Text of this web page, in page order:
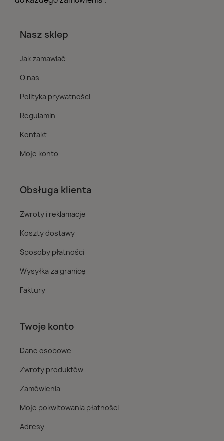
Nasz sklep
Jak zamawiać
O nas
Polityka prywatności
Regulamin
Kontakt
Moje konto
Obsługa klienta
Zwroty i reklamacje
Koszty dostawy
Sposoby płatności
Wysyłka za granicę
Faktury
Twoje konto
Dane osobowe
Zwroty produktów
Zamówienia
Moje pokwitowania płatności
Adresy